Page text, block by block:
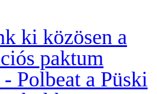
ki közösen a
paktum
Polbeat a Püski